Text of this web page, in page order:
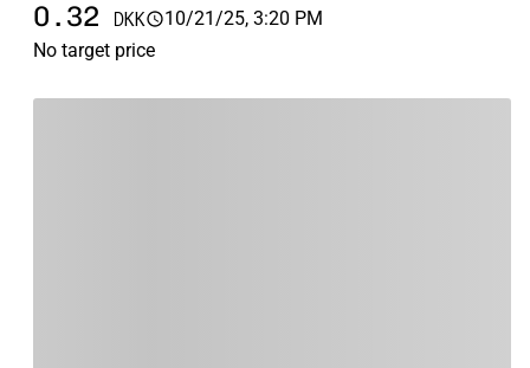
0.32 DKK
10/21/25, 3:20 PM
No target price